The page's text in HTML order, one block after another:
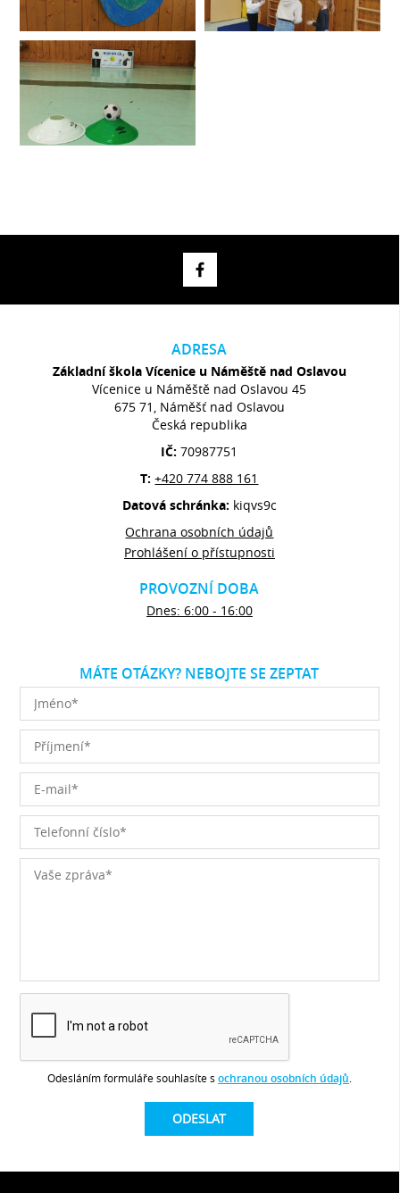
ADRESA
Základní škola Vícenice u Náměště nad Oslavou
Vícenice u Náměště nad Oslavou 45
675 71, Náměšť nad Oslavou
Česká republika
IČ:70987751
T:+420 774 888 161
Datová schránka: kiqvs9c
Ochrana osobních údajů
Prohlášení o přístupnosti
PROVOZNÍ DOBA
Dnes: 6:00 - 16:00
MÁTE OTÁZKY? NEBOJTE SE ZEPTAT
Odesláním formuláře souhlasíte s ochranou osobních údajů